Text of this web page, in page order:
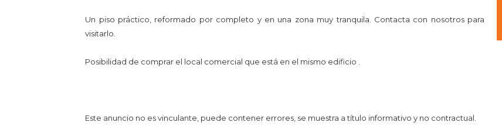
Un piso práctico, reformado por completo y en una zona muy tranquila. Contacta con nosotros para
visitarlo.
Posibilidad de comprar el local comercial que está en el mismo edificio .
Este anuncio no es vinculante, puede contener errores, se muestra a título informativo y no contractual.